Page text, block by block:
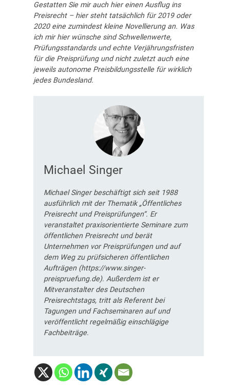
Gestatten Sie mir auch hier einen Ausflug ins
Preisrecht – hier steht tatsächlich für 2019 oder
2020 eine zumindest kleine Novellierung an. Was
ich mir hier wünsche sind Schwellenwerte,
Prüfungsstandards und echte Verjährungsfristen
für die Preisprüfung und nicht zuletzt auch eine
jeweils autonome Preisbildungsstelle für wirklich
jedes Bundesland.
Michael Singer
Michael Singer beschäftigt sich seit 1988
ausführlich mit der Thematik „Öffentliches
Preisrecht und Preisprüfungen“. Er
veranstaltet praxisorientierte Seminare zum
öffentlichen Preisrecht und berät
Unternehmen vor Preisprüfungen und auf
dem Weg zu prüfsicheren öffentlichen
Aufträgen (https://www.singer-
preispruefung.de). Außerdem ist er
Mitveranstalter des Deutschen
Preisrechtstags, tritt als Referent bei
Tagungen und Fachseminaren auf und
veröffentlicht regelmäßig einschlägige
Fachbeiträge.